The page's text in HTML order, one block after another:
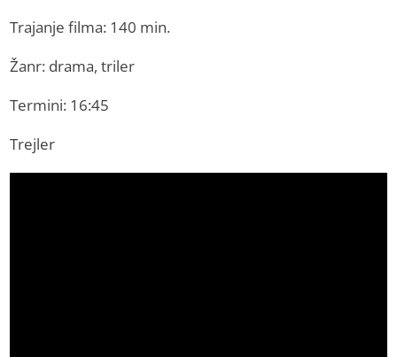
Trajanje filma: 140 min.
Žanr: drama, triler
Termini: 16:45
Trejler